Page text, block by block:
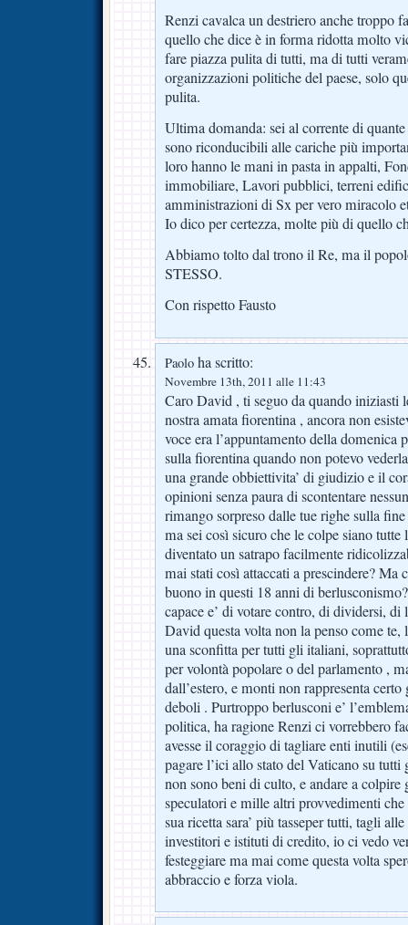
Renzi cavalca un destriero anche troppo
quello che dice è in forma ridotta molto
fare piazza pulita di tutti, ma di tutti
organizzazioni politiche del paese, solo
pulita.
Ultima domanda: sei al corrente di
sono riconducibili alle cariche più
loro hanno le mani in pasta in appalti,
immobiliare, Lavori pubblici, terreni
amministrazioni di Sx per vero miracolo
Io dico per certezza, molte più di quello
Abbiamo tolto dal trono il Re, ma il
STESSO.
Con rispetto Fausto
Paolo ha scritto:
Novembre 13th, 2011 alle 11:43
Caro David , ti seguo da quando iniziasti
nostra amata fiorentina , ancora non
voce era l’appuntamento della domenica
sulla fiorentina quando non potevo
una grande obbiettivita’ di giudizio e il
opinioni senza paura di scontentare
rimango sorpreso dalle tue righe sulla
ma sei così sicuro che le colpe siano tutte
diventato un satrapo facilmente
mai stati così attaccati a prescindere? Ma
buono in questi 18 anni di
capace e’ di votare contro, di dividersi,
David questa volta non la penso come te,
una sconfitta per tutti gli italiani,
per volontà popolare o del parlamento ,
dall’estero, e monti non rappresenta
deboli . Purtroppo berlusconi e’
politica, ha ragione Renzi ci vorrebbero
avesse il coraggio di tagliare enti inutili
pagare l’ici allo stato del Vaticano su
non sono beni di culto, e andare a colpire
speculatori e mille altri provvedimenti
sua ricetta sara’ più tasseper tutti, tagli
investitori e istituti di credito, io ci vedo
festeggiare ma mai come questa volta
abbraccio e forza viola.